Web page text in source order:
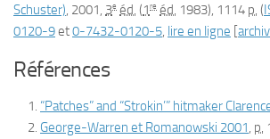
Schuster), 2001, 3e éd. (1re éd. 1983), 1114 p. (
0120-9et0-7432-0120-5, lire en ligne [
Références
“Patches” and “Strokin’” hitmaker
George-Warren et Romanowski 2001, p.